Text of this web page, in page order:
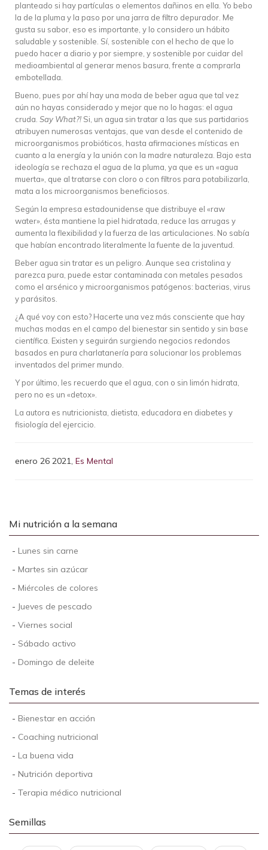
planteado si hay partículas o elementos dañinos en ella. Yo bebo
la de la pluma y la paso por una jarra de filtro depurador. Me
gusta su sabor, eso es importante, y lo considero un hábito
saludable y sostenible. Sí, sostenible con el hecho de que lo
puedo hacer a diario y por siempre, y sostenible por cuidar del
medioambiental al generar menos basura, frente a comprarla
embotellada.
Bueno, pues por ahí hay una moda de beber agua que tal vez
aún no hayas considerado y mejor que no lo hagas: el agua
cruda. Say What?! Si, un agua sin tratar a las que sus partidarios
atribuyen numerosas ventajas, que van desde el contenido de
microorganismos probióticos, hasta afirmaciones místicas en
cuanto a la energía y la unión con la madre naturaleza. Bajo esta
ideología se rechaza el agua de la pluma, ya que es un «agua
muerta», que al tratarse con cloro o con filtros para potabilizarla,
mata a los microorganismos beneficiosos.
Según la empresa estadounidense que distribuye el «raw
water», ésta mantiene la piel hidratada, reduce las arrugas y
aumenta la flexibilidad y la fuerza de las articulaciones. No sabía
que habían encontrado literalmente la fuente de la juventud.
Beber agua sin tratar es un peligro. Aunque sea cristalina y
parezca pura, puede estar contaminada con metales pesados
como el arsénico y microorganismos patógenos: bacterias, virus
y parásitos.
¿A qué voy con esto? Hacerte una vez más consciente que hay
muchas modas en el campo del bienestar sin sentido y sin base
científica. Existen y seguirán surgiendo negocios redondos
basados en pura charlatanería para solucionar los problemas
inventados del primer mundo.
Y por último, les recuerdo que el agua, con o sin limón hidrata,
pero no es un «detox».
La autora es nutricionista, dietista, educadora en diabetes y
fisiología del ejercicio.
enero 26 2021, Es Mental
Mi nutrición a la semana
- Lunes sin carne
- Martes sin azúcar
- Miércoles de colores
- Jueves de pescado
- Viernes social
- Sábado activo
- Domingo de deleite
Temas de interés
- Bienestar en acción
- Coaching nutricional
- La buena vida
- Nutrición deportiva
- Terapia médico nutricional
Semillas